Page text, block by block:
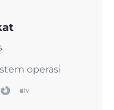
operasi